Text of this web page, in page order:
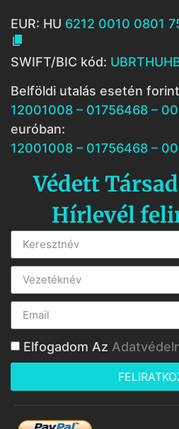
EUR: HU 6212 0010 0801

SWIFT/BIC kód:
Belföldi utalás esetén
12001008 – 01756468 –
euróban:
12001008 – 01756468 –
Védett
Hírlevél
Elfogadom Az